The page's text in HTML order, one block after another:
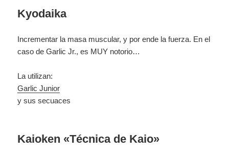
Kyodaika
Incrementar la masa muscular, y por ende la fuerza. En el
caso de Garlic Jr., es MUY notorio…
La utilizan:
Garlic Junior
y sus secuaces
Kaioken «Técnica de Kaio»